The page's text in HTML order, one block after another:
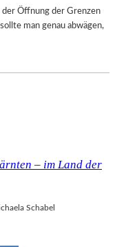
der Öffnung der Grenzen
man genau abwägen,
– im Land der
Schabel